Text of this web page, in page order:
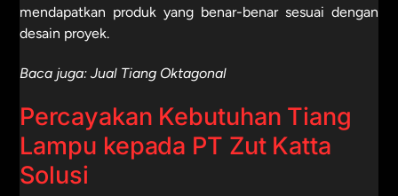
mendapatkan produk yang benar-benar sesuai dengan
desain proyek.
Baca juga:Jual Tiang Oktagonal
Percayakan Kebutuhan Tiang
Lampu kepada PT Zut Katta
Solusi